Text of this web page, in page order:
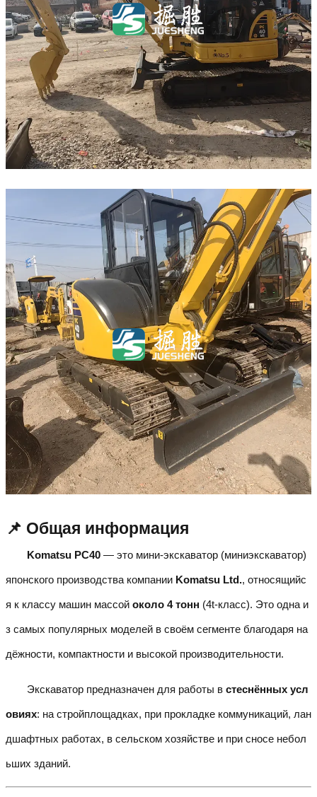
📌 Общая информация
Komatsu PC40 — это мини-экскаватор (миниэкскаватор)
японского производства компании Komatsu Ltd., относящийс
я к классу машин массой около 4 тонн (4t-класс). Это одна и
з самых популярных моделей в своём сегменте благодаря на
дёжности, компактности и высокой производительности.
Экскаватор предназначен для работы в стеснённых усл
овиях: на стройплощадках, при прокладке коммуникаций, лан
дшафтных работах, в сельском хозяйстве и при сносе небол
ьших зданий.